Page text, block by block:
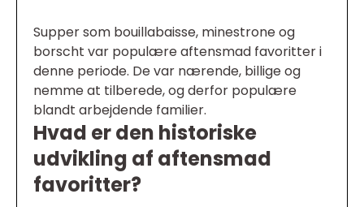
Supper som bouillabaisse, minestrone og
borscht var populære aftensmad favoritter i
denne periode. De var nærende, billige og
nemme at tilberede, og derfor populære
blandt arbejdende familier.
Hvad er den historiske
udvikling af aftensmad
favoritter?